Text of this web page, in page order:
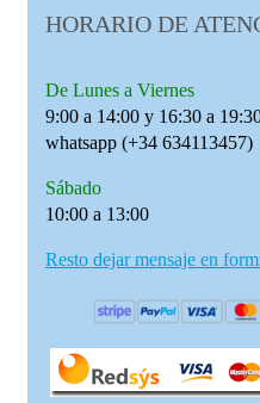
HORARIO DE
De Lunes a Viernes
9:00 a 14:00 y 16:30 a
whatsapp (+34 634113457)
Sábado
10:00 a 13:00
Resto dejar mensaje en